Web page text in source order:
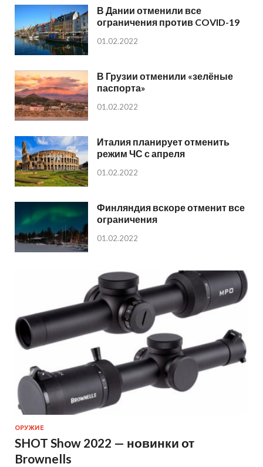
В Дании отменили все
ограничения против COVID-19
01.02.2022
В Грузии отменили «зелёные
паспорта»
01.02.2022
Италия планирует отменить
режим ЧС с апреля
01.02.2022
Финляндия вскоре отменит все
ограничения
01.02.2022
ОРУЖИЕ
SHOT Show 2022 — новинки от
Brownells